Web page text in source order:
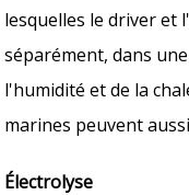
lesquelles le driver et
séparément, dans
l'humidité et de la
marines peuvent
Électrolyse